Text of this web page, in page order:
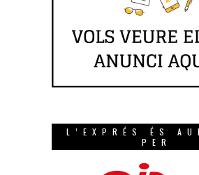
L’EXPRÉS ÉS
PER